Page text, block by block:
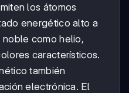
los átomos
energético alto a
noble como helio,
característicos.
también
electrónica. El